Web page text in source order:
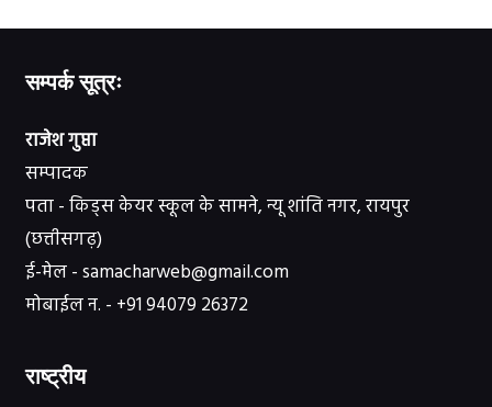
सम्पर्क सूत्रः
राजेश गुप्ता
सम्पादक
पता - किड्स केयर स्कूल के सामने, न्यू शांति नगर, रायपुर
(छत्तीसगढ़)
ई-मेल - samacharweb@gmail.com
मोबाईल न. - +91 94079 26372
राष्ट्रीय